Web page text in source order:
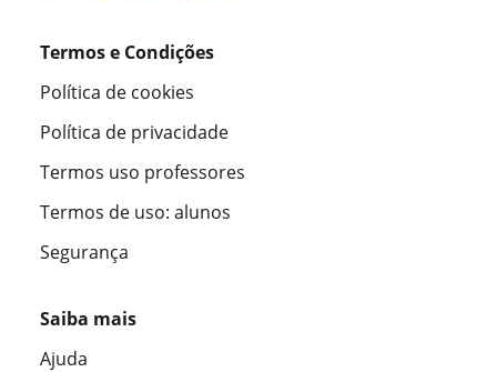
Termos e Condições
Política de cookies
Política de privacidade
Termos uso professores
Termos de uso: alunos
Segurança
Saiba mais
Ajuda